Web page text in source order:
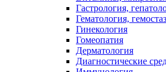
Гастрология,
Гематология, гемостаз
Гинекология
Гомеопатия
Дерматология
Диагностические